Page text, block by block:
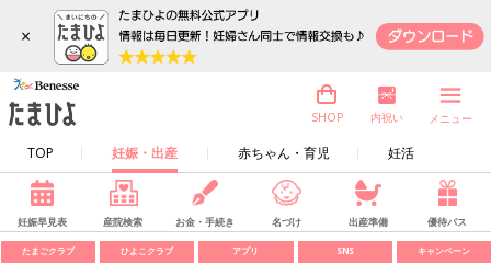
×
TOP 妊娠・出産 赤ちゃん・育児 妊活
SHOP 内祝い メニュー
妊娠早見表 産院検索 お金・手続き 名づけ 出産準備 優待パス
たまごクラブ ひよこクラブ アプリ SNS キャンペーン